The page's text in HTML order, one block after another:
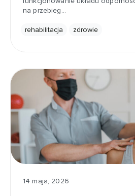
na przebieg…
rehabilitacja zdrowie
14 maja, 2026